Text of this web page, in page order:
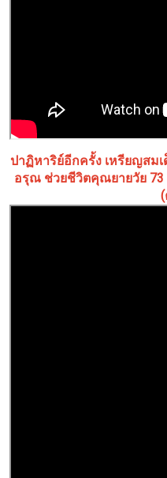
ปาฏิหาริย์อีกครั้ง เหรียญสม
อรุณ ช่วยชีวิตคุณยายวัย 73